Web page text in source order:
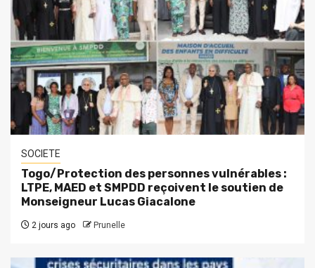
SOCIETE
Togo/Protection des personnes vulnérables :
LTPE, MAED et SMPDD reçoivent le soutien de
Monseigneur Lucas Giacalone
2 jours ago Prunelle